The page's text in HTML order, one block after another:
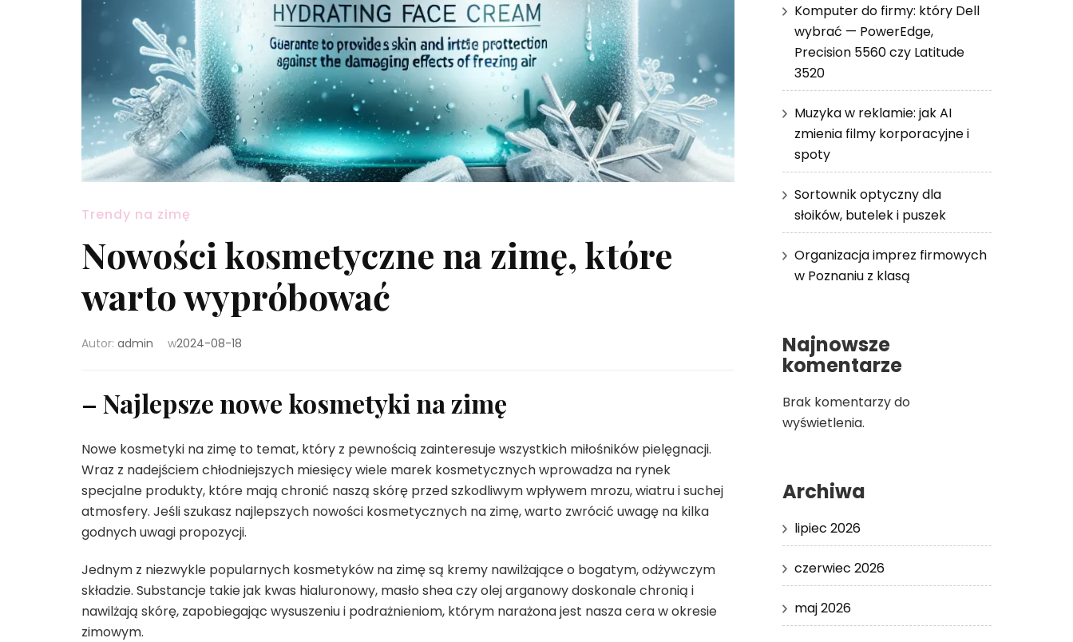
Trendy na zimę
Nowości kosmetyczne na zimę, które
warto wypróbować
Autor: admin w2024-08-18
– Najlepsze nowe kosmetyki na zimę
Nowe kosmetyki na zimę to temat, który z pewnością zainteresuje wszystkich miłośników pielęgnacji.
Wraz z nadejściem chłodniejszych miesięcy wiele marek kosmetycznych wprowadza na rynek
specjalne produkty, które mają chronić naszą skórę przed szkodliwym wpływem mrozu, wiatru i suchej
atmosfery. Jeśli szukasz najlepszych nowości kosmetycznych na zimę, warto zwrócić uwagę na kilka
godnych uwagi propozycji.
Jednym z niezwykle popularnych kosmetyków na zimę są kremy nawilżające o bogatym, odżywczym
składzie. Substancje takie jak kwas hialuronowy, masło shea czy olej arganowy doskonale chronią i
nawilżają skórę, zapobiegając wysuszeniu i podrażnieniom, którym narażona jest nasza cera w okresie
zimowym.
Komputer do firmy: który Dell
wybrać — PowerEdge,
Precision 5560 czy Latitude
3520
Muzyka w reklamie: jak AI
zmienia filmy korporacyjne i
spoty
Sortownik optyczny dla
słoików, butelek i puszek
Organizacja imprez firmowych
w Poznaniu z klasą
Najnowsze
komentarze
Brak komentarzy do
wyświetlenia.
Archiwa
lipiec 2026
czerwiec 2026
maj 2026